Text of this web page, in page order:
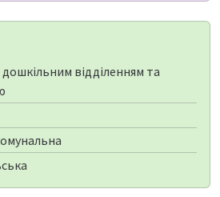
дошкільним відділенням та